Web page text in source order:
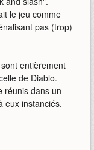
le jeu comme
pas (trop)
sont entièrement
de Diablo.
réunis dans un
eux instanciés.